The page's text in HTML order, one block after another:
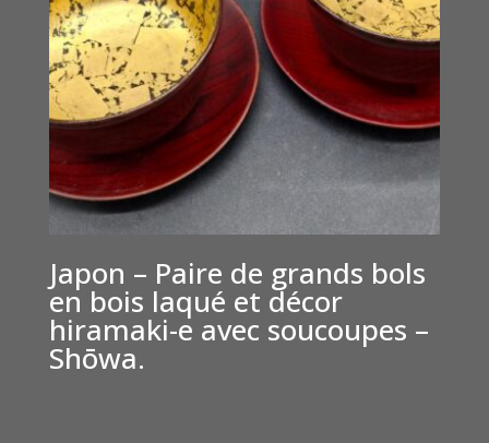
Japon – Paire de grands bols
en bois laqué et décor
hiramaki-e avec soucoupes –
Shōwa.